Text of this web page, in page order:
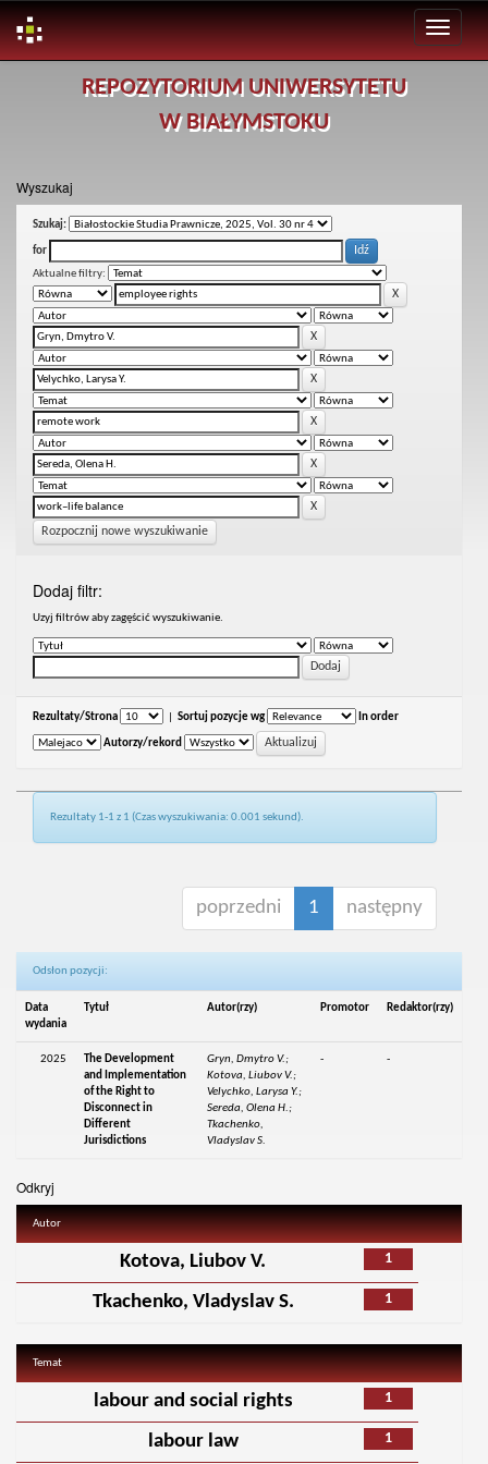
REPOZYTORIUM UNIWERSYTETU
W BIAŁYMSTOKU
Wyszukaj
Szukaj:
for
Aktualne filtry:
Rozpocznij nowe wyszukiwanie
Dodaj filtr:
Uzyj filtrów aby zagęścić wyszukiwanie.
Rezultaty/Strona Sortuj pozycje wg In order
Autorzy/rekord
Rezultaty 1-1 z 1 (Czas wyszukiwania: 0.001 sekund).
poprzedni 1 następny
Odsłon pozycji:
Data
wydania
Tytuł Autor(rzy) Promotor Redaktor(rzy)
2025
The Development
and Implementation
of the Right to
Disconnect in
Different
Jurisdictions
Gryn, Dmytro V.;
Kotova, Liubov V.;
Velychko, Larysa Y.;
Sereda, Olena H.;
Tkachenko,
Vladyslav S.
- -
Odkryj
Autor
1
Kotova, Liubov V.
1
Tkachenko, Vladyslav S.
Temat
1
labour and social rights
1
labour law